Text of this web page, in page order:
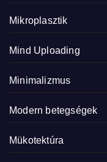
Mikroplasztik
Mind Uploading
Minimalizmus
Modern betegségek
Mükotektúra